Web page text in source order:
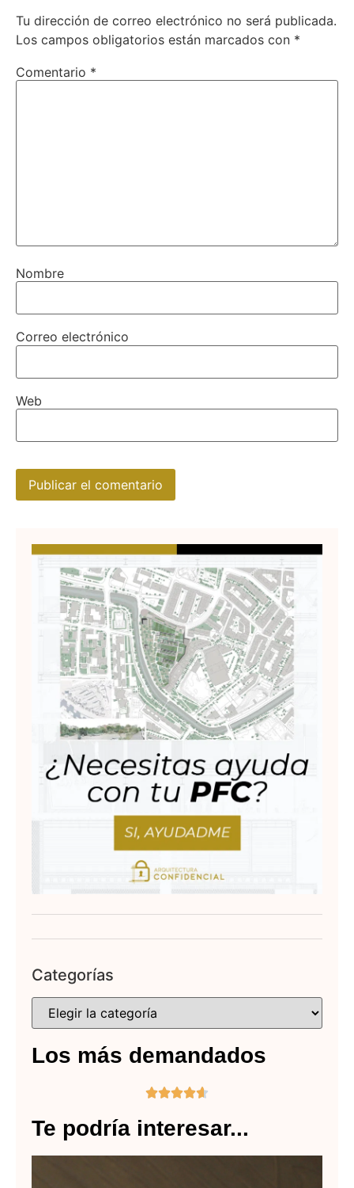
Tu dirección de correo electrónico no será publicada.
Los campos obligatorios están marcados con *
Comentario *
Nombre
Correo electrónico
Web
Categorías
Los más demandados

Te podría interesar...